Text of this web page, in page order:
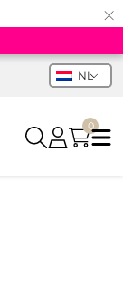
×
NL
0